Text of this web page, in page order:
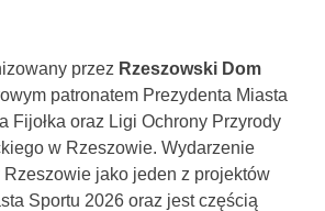
przez Rzeszowski Dom
patronatem Prezydenta Miasta
Fijołka oraz Ligi Ochrony Przyrody
w Rzeszowie. Wydarzenie
jako jeden z projektów
Sportu 2026 oraz jest częścią